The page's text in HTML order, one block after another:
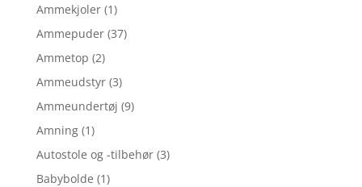
Ammekjoler (1)
Ammepuder (37)
Ammetop (2)
Ammeudstyr (3)
Ammeundertøj (9)
Amning (1)
Autostole og -tilbehør (3)
Babybolde (1)